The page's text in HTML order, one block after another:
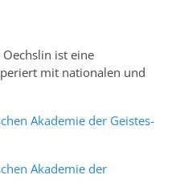
ist eine
mit nationalen und
Akademie der Geistes-
Akademie der